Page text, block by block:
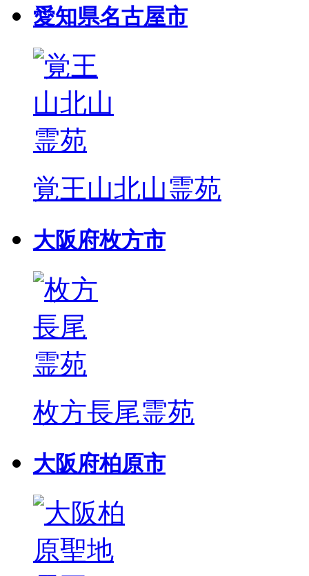
愛知県名古屋市
覚王山北山霊苑
大阪府枚方市
枚方長尾霊苑
大阪府柏原市